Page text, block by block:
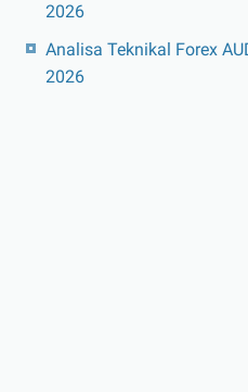
2026
Analisa Teknikal Forex
2026